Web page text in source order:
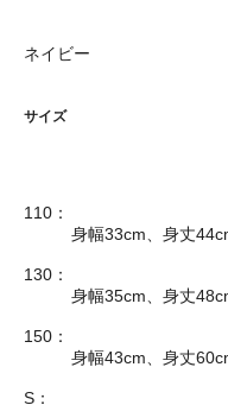
ネイビー
サイズ
110：
身幅33cm、身丈
130：
身幅35cm、身丈
150：
身幅43cm、身丈
S：